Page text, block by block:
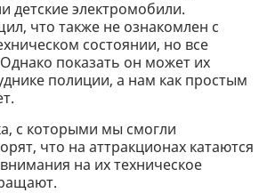
детские электромобили.
что также не ознакомлен с
состоянии, но все
показать он может их
полиции, а нам как простым
с которыми мы смогли
что на аттракционах катаются
на их техническое